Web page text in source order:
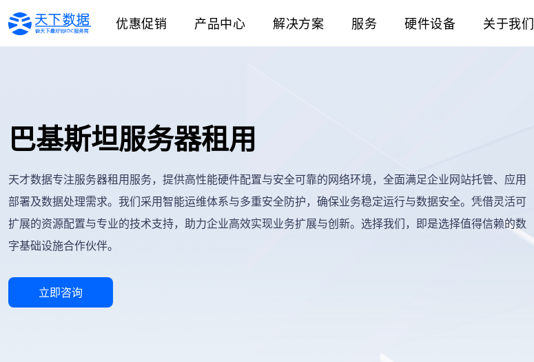
优惠促销 产品中心 解决方案 服务 硬件设备 关于我们
巴基斯坦服务器租用
天才数据专注服务器租用服务，提供高性能硬件配置与安全可靠的网络环境，全面满足企业网站托管、应用
部署及数据处理需求。我们采用智能运维体系与多重安全防护，确保业务稳定运行与数据安全。凭借灵活可
扩展的资源配置与专业的技术支持，助力企业高效实现业务扩展与创新。选择我们，即是选择值得信赖的数
字基础设施合作伙伴。
立即咨询